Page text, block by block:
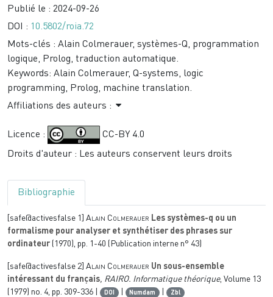
Publié le : 2024-09-26
DOI : 10.5802/roia.72
Mots-clés : Alain Colmerauer, systèmes-Q, programmation
logique, Prolog, traduction automatique.
Keywords: Alain Colmerauer, Q-systems, logic
programming, Prolog, machine translation.
Affiliations des auteurs :
Licence : CC-BY 4.0
Droits d'auteur : Les auteurs conservent leurs droits
Bibliographie
[safe@activesfalse 1] Alain Colmerauer Les systèmes-q ou un
formalisme pour analyser et synthétiser des phrases sur
ordinateur (1970), pp. 1-40 (Publication interne n° 43)
[safe@activesfalse 2] Alain Colmerauer Un sous-ensemble
intéressant du français, RAIRO. Informatique théorique, Volume 13
(1979) no. 4, pp. 309-336 |
DOI | Numdam | Zbl